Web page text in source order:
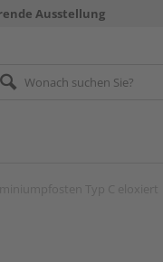
Ausstellung